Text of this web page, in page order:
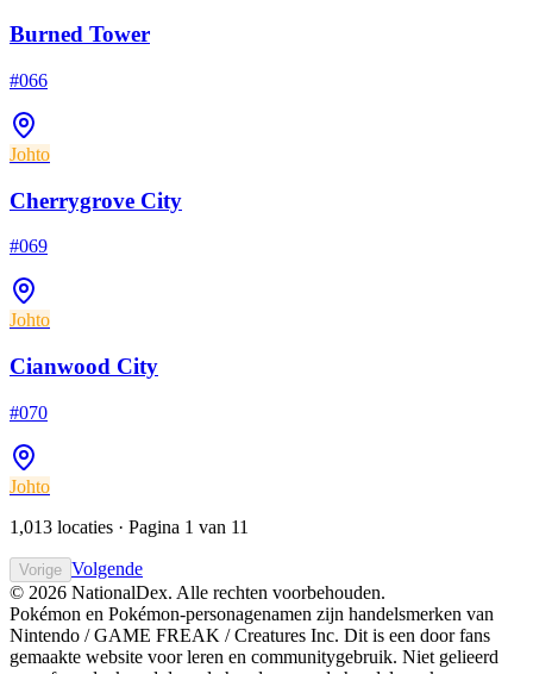
Burned Tower
#066
Johto
Cherrygrove City
#069
Johto
Cianwood City
#070
Johto
1,013 locaties · Pagina 1 van 11
Vorige Volgende
© 2026 NationalDex. Alle rechten voorbehouden.
Pokémon en Pokémon-personagenamen zijn handelsmerken van
Nintendo / GAME FREAK / Creatures Inc. Dit is een door fans
gemaakte website voor leren en communitygebruik. Niet gelieerd